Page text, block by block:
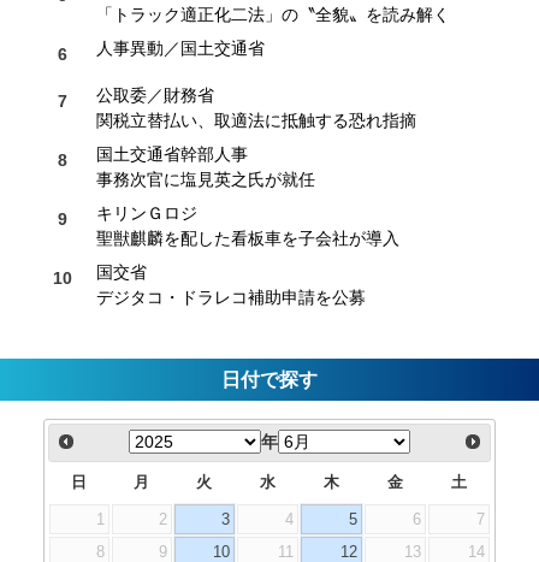
「トラック適正化二法」の〝全貌〟を読み解く
人事異動／国土交通省
公取委／財務省
関税立替払い、取適法に抵触する恐れ指摘
国土交通省幹部人事
事務次官に塩見英之氏が就任
キリンＧロジ
聖獣麒麟を配した看板車を子会社が導入
国交省
デジタコ・ドラレコ補助申請を公募
日付で探す
年
日 月 火 水 木 金 土
1 2 3 4 5 6
7
8
9 10 11 12 13
14